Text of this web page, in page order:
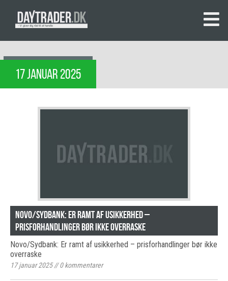
17 JANUAR 2025
Novo/Sydbank: Er ramt af usikkerhed –
prisforhandlinger bør ikke overraske
Novo/Sydbank: Er ramt af usikkerhed – prisforhandlinger bør ikke
overraske
17 januar 2025//0kommentarer